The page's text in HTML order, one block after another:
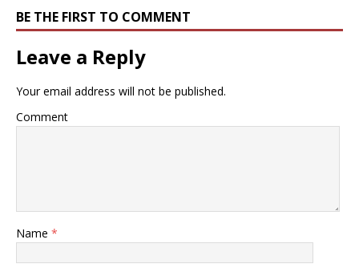
BE THE FIRST TO COMMENT
Leave a Reply
Your email address will not be published.
Comment
Name *